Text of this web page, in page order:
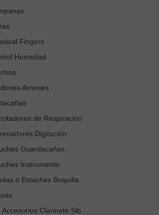
Fingers
Humedad
Arneses
de Respiración
Digitación
Guardacañas
Instrumento
o Estuches Boquilla
Accesorios Clarinete Sib